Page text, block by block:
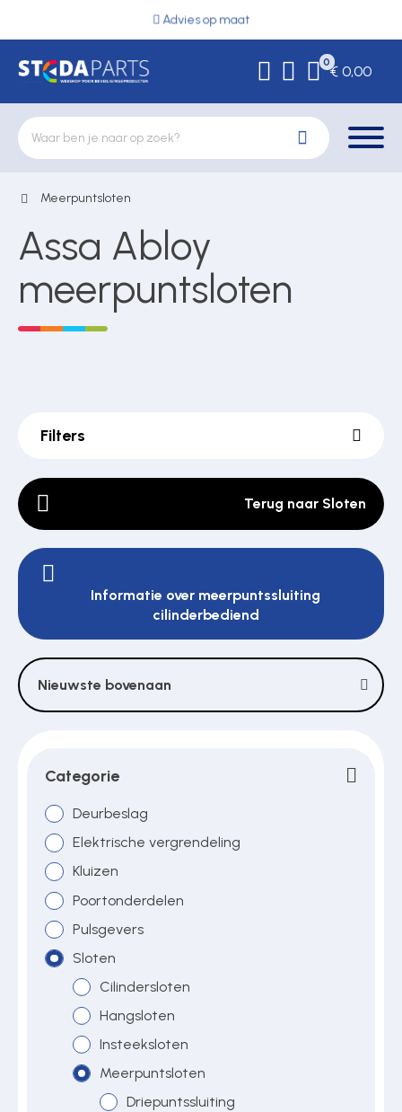
Advies op maat
0
€ 0,00
Deurbeslag
Hekwerkonderdelen
Pulsgevers
Toegangscontrole
Over ons
Contact
Meerpuntsloten
Assa Abloy
meerpuntsloten
Filters
Terug naar Sloten
Informatie over meerpuntssluiting
cilinderbediend
Nieuwste bovenaan
Categorie
Deurbeslag
Elektrische vergrendeling
Kluizen
Poortonderdelen
Pulsgevers
Sloten
Cilindersloten
Hangsloten
Insteeksloten
Meerpuntsloten
Driepuntssluiting